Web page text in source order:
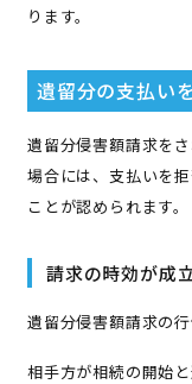
ります。
遺留分の支払い
遺留分侵害額請求を
場合には、支払いを
ことが認められます。
請求の時効が成
遺留分侵害額請求の
相手方が相続の開始